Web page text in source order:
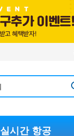
실시간 항공